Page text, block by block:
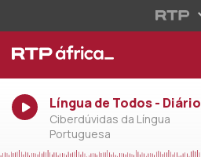
Língua de Todos - Diário
Ciberdúvidas da Língua
Portuguesa